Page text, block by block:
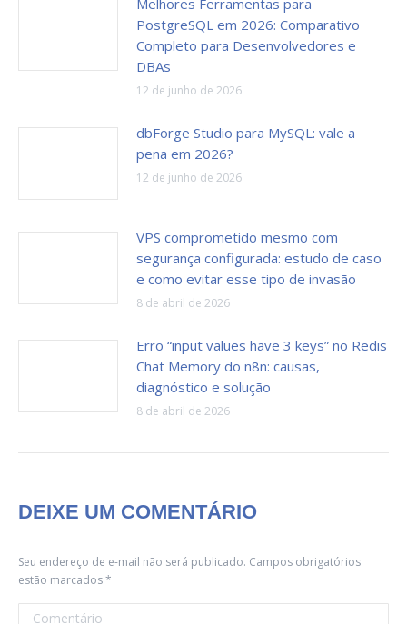
Melhores Ferramentas para
PostgreSQL em 2026: Comparativo
Completo para Desenvolvedores e
DBAs
12 de junho de 2026
dbForge Studio para MySQL: vale a
pena em 2026?
12 de junho de 2026
VPS comprometido mesmo com
segurança configurada: estudo de caso
e como evitar esse tipo de invasão
8 de abril de 2026
Erro “input values have 3 keys” no Redis
Chat Memory do n8n: causas,
diagnóstico e solução
8 de abril de 2026
DEIXE UM COMENTÁRIO
Seu endereço de e-mail não será publicado. Campos obrigatórios
estão marcados*
Comentário